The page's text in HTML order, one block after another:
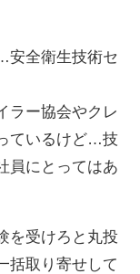
安全衛生技術セ
ラー協会やクレ
ているけど…技
員にとってはあ
を受けろと丸投
括取り寄せして